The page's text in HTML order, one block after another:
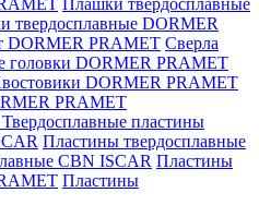
Плашки твердосплавные
твердосплавные DORMER
DORMER PRAMET Сверла
головки DORMER PRAMET
DORMER PRAMET
PRAMET
Твердосплавные пластины
Пластины твердосплавные
CBN ISCAR Пластины
Пластины